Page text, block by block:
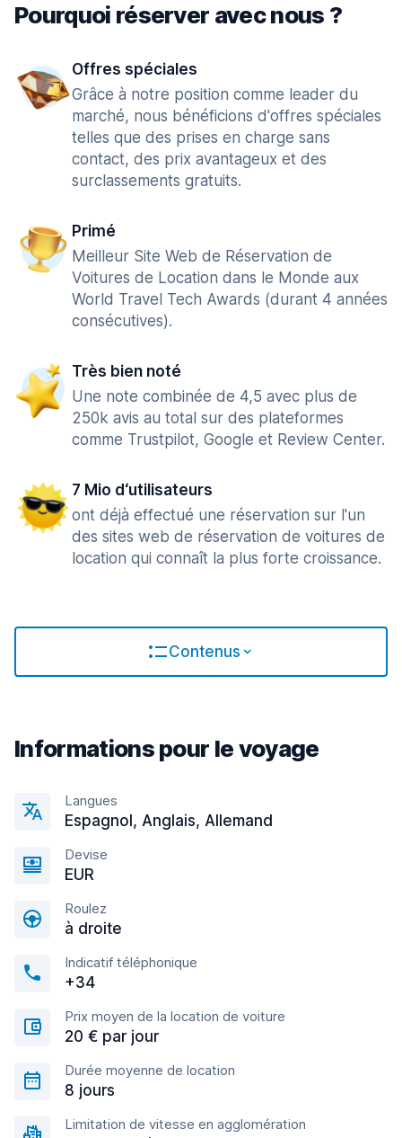
Pourquoi réserver avec nous ?
Offres spéciales
Grâce à notre position comme leader du
marché, nous bénéficions d'offres spéciales
telles que des prises en charge sans
contact, des prix avantageux et des
surclassements gratuits.
Primé
Meilleur Site Web de Réservation de
Voitures de Location dans le Monde aux
World Travel Tech Awards (durant 4 années
consécutives).
Très bien noté
Une note combinée de 4,5 avec plus de
250k avis au total sur des plateformes
comme Trustpilot, Google et Review Center.
7 Mio d‘utilisateurs
ont déjà effectué une réservation sur l'un
des sites web de réservation de voitures de
location qui connaît la plus forte croissance.
Contenus
Informations pour le voyage
Langues
Espagnol, Anglais, Allemand
Devise
EUR
Roulez
à droite
Indicatif téléphonique
+34
Prix moyen de la location de voiture
20 € par jour
Durée moyenne de location
8 jours
Limitation de vitesse en agglomération